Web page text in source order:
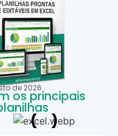
de 2026
os principais